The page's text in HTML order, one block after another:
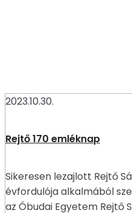
2023.10.30.
Rejtő 170 emléknap
Sikeresen lezajlott Rejtő
évfordulója alkalmából
az Óbudai Egyetem Rejtő